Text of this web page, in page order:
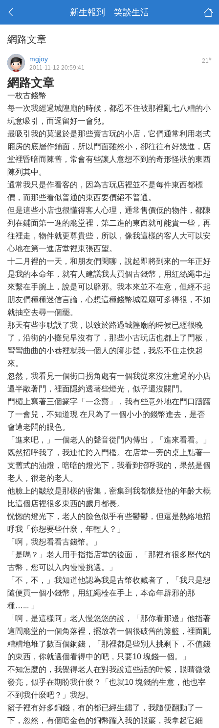
新生報到 笑談生活
網路文章
21#
mgjoy
2011-11-12 20:59:41
網路文章
一枚古錢幣
每一次我經過城隍廟的時候，都忍不住被那裡亂七八糟的小
玩意吸引，而逗留好一會兒。
最吸引我的莫過於是那些賣古玩的小店，它們通常利用老式
廂房的底層作鋪面，所以門面雖然小，卻往往有好幾進，店
堂裡昏暗而陳舊，常會有些讓人意想不到的奇形怪狀的東西
陳列其中。
通常我只是作看客的，因為古玩店裡並不是每件東西都標
價，而那些看似普通的東西要價絕不普通。
但是這些小店也很懂得客人心理，通常售價低的物件，都陳
列在鋪面第一進的廳堂裡，第二進的東西就可能貴一些，再
往裡走，物件就更尊貴些，所以，像我這樣的客人大可以安
心地在第一進店堂裡東張西望。
十二月裡的一天，和朋友們閑聊，說起即將到來的一年正好
是我的本命年，就有人建議我去買個古錢幣，用紅絲繩串起
來繫在手腕上，說是可以辟邪。我本來並不在意，但經不起
朋友們種種迷信言論，心想這種錢幣城隍廟可多得很，不如
就抽空去尋一個罷。
那天有些事耽誤了我，以致於路過城隍廟的時候已經很晚
了，沿街的小攤兒早沒有了，那些小古玩店也都上了門板，
彎彎曲曲的小巷裡就我一個人的腳步聲，我忍不住走快起
來。
忽然，我看見一個街口拐角處有一個我從來沒注意過的小店
還半敞著門，裡面隱約透著些燈光，似乎還沒關門。
門楣上寫著三個篆字「一念齋」，我有些意外地在門口躊躇
了一會兒，不知道現 在只為了一個小小的錢幣進去，是否
會遭老闆的眼色。
「進來吧，」一個老人的聲音從門內傳出，「進來看看。」
既然招呼我了，我連忙跨入門檻。在店堂一旁的桌上點著一
支舊式的油燈，暗暗的燈光下，我看到招呼我的，果然是個
老人，很老的老人。
他臉上的皺紋是那樣的密集，密集到我都懷疑他的年齡大概
比這個店裡很多東西的歲月都長。
恍惚的燈光下，老人的臉色似乎有些鬱鬱，但還是熱絡地招
呼我「你想要些什麼，年輕人？」
「啊，我想看看古錢幣。」
「是嗎？」老人用手指指店堂的後面，「那裡有很多歷代的
古幣，您可以入內慢慢挑選。」
「不，不，」我知道他認為我是古幣收藏者了，「我只是想
隨便買一個小錢幣，用紅繩栓在手上，本命年辟邪的那
種…... 」
「啊，是這樣阿」老人慢悠悠的說，「那你看那邊」他指著
這間廳堂的一個角落裡，擺放著一個很破舊的籐籃，裡面亂
糟糟地堆了數百個銅錢，「那裡都是些別人挑剩下，不值錢
的東西，你就選個看得中的吧，只要10 塊錢一個。」
不知怎麼的，我覺得老人在對我說這些話的時候，眼睛微微
發亮，似乎在期盼我什麼？「也就10 塊錢的生意，他也宰
不到我什麼吧？」我想。
籃子裡有好多銅錢，有的都已經生鏽了，我隨便翻動了一
下，忽然，有個暗金色的銅幣躍入我的眼簾，我拿起它細